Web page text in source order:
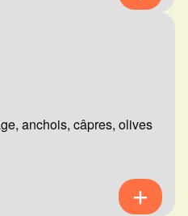
anchois, câpres, olives